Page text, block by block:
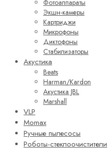
Фотоаппараты
Экшн-камеры
Картриджи
Микрофоны
Диктофоны
Стабилизаторы
Акустика
Beats
Harman/Kardon
Акустика JBL
Marshall
VLP
Momax
Ручные пылесосы
Роботы-стеклоочистители